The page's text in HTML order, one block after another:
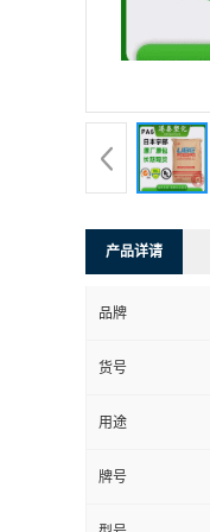
产品详请
品牌
货号
用途
牌号